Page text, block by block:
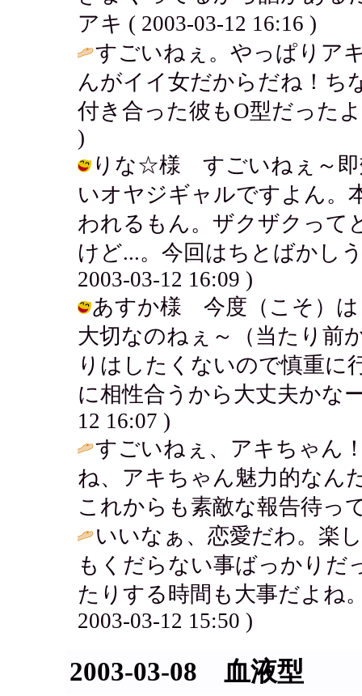
アキ ( 2003-03-12 16:16 )
すごいねぇ。やっぱりア
んがイイ女だからだね！ち
付き合った彼もO型だった
)
りな☆様 すごいねぇ～即
いオヤジギャルですよん。
われるもん。ザクザクって
けど...。今回はちとばかし
2003-03-12 16:09 )
あすか様 今度（こそ）は
大切なのねぇ～（当たり前
りはしたくないので慎重に
に相性合うから大丈夫かな
12 16:07 )
すごいねぇ、アキちゃん
ね、アキちゃん魅力的な
これからも素敵な報告待っ
いいなぁ、恋愛だわ。楽
もくだらない事ばっかりだ
たりする時間も大事だよね
2003-03-12 15:50 )
2003-03-08 血液型